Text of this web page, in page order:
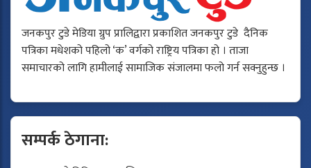
जनकपुर टुडे मेडिया ग्रुप प्रालिद्वारा प्रकाशित जनकपुर टुडे दैनिक
पत्रिका मधेशको पहिलो ‘क’ वर्गको राष्ट्रिय पत्रिका हो । ताजा
समाचारको लागि हामीलाई सामाजिक संजालमा फलो गर्न सक्नुहुन्छ ।
सम्पर्क ठेगाना: